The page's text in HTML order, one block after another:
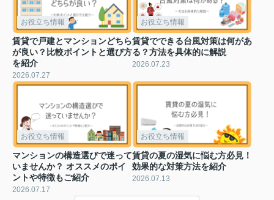
お役立ち情報
賃貸で戸建とマンションどちら
が良い？比較ポイントと選び方
を紹介
2026.07.27
お役立ち情報
賃貸でできる台風対策は何があ
る？方法を具体的に解説
2026.07.23
お役立ち情報
マンションの構造選びで迷って
いませんか？ オススメのポイ
ントや特徴もご紹介
2026.07.17
お役立ち情報
賃貸の夏の湿気に悩む方必見！
効果的な対策方法を紹介
2026.07.13